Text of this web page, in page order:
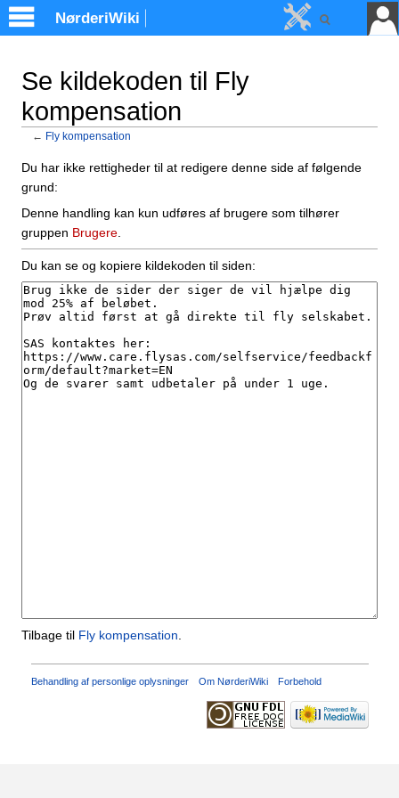
Se kildekoden til Fly
kompensation
← Fly kompensation
Du har ikke rettigheder til at redigere denne side af følgende
grund:
Denne handling kan kun udføres af brugere som tilhører
gruppen Brugere
Du kan se og kopiere kildekoden til siden:
Tilbage til Fly kompensation.
Behandling af personlige oplysninger Om NørderiWiki Forbehold
NørderiWiki